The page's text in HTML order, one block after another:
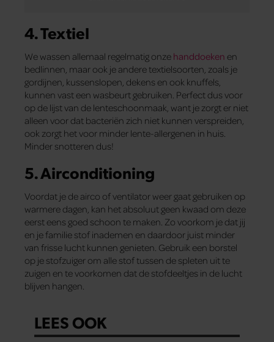
4. Textiel
We wassen allemaal regelmatig onze handdoeken en
bedlinnen, maar ook je andere textielsoorten, zoals je
gordijnen, kussenslopen, dekens en ook knuffels,
kunnen vast een wasbeurt gebruiken. Perfect dus voor
op de lijst van de lenteschoonmaak, want je zorgt er niet
alleen voor dat bacteriën zich niet kunnen verspreiden,
ook zorgt het voor minder lente-allergenen in huis.
Minder snotteren dus!
5. Airconditioning
Voordat je de airco of ventilator weer gaat gebruiken op
warmere dagen, kan het absoluut geen kwaad om deze
eerst eens goed schoon te maken. Zo voorkom je dat jij
en je familie stof inademen en daardoor juist minder
van frisse lucht kunnen genieten. Gebruik een borstel
op je stofzuiger om alle stof tussen de spleten uit te
zuigen en te voorkomen dat de stofdeeltjes in de lucht
blijven hangen.
LEES OOK